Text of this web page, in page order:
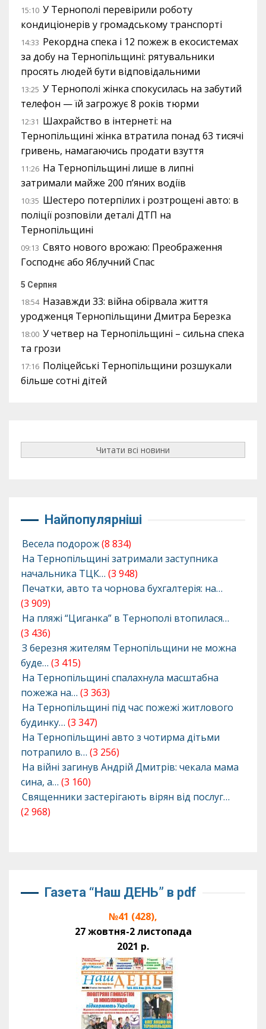
15:10 У Тернополі перевірили роботу
кондиціонерів у громадському транспорті
14:33 Рекордна спека і 12 пожеж в екосистемах
за добу на Тернопільщині: рятувальники
просять людей бути відповідальними
13:25 У Тернополі жінка спокусилась на забутий
телефон — їй загрожує 8 років тюрми
12:31 Шахрайство в інтернеті: на
Тернопільщині жінка втратила понад 63 тисячі
гривень, намагаючись продати взуття
11:26 На Тернопільщині лише в липні
затримали майже 200 п’яних водіїв
10:35 Шестеро потерпілих і розтрощені авто: в
поліції розповіли деталі ДТП на
Тернопільщині
09:13 Свято нового врожаю: Преображення
Господнє або Яблучний Спас
5 Серпня
18:54 Назавжди 33: війна обірвала життя
уродженця Тернопільщини Дмитра Березка
18:00 У четвер на Тернопільщині – сильна спека
та грози
17:16 Поліцейські Тернопільщини розшукали
більше сотні дітей
Читати всі новини
Найпопулярніші
Весела подорож(8 834)
На Тернопільщині затримали заступника
начальника ТЦК… (3 948)
Печатки, авто та чорнова бухгалтерія: на…
(3 909)
На пляжі “Циганка” в Тернополі втопилася…
(3 436)
З березня жителям Тернопільщини не можна
буде… (3 415)
На Тернопільщині спалахнула масштабна
пожежа на… (3 363)
На Тернопільщині під час пожежі житлового
будинку… (3 347)
На Тернопільщині авто з чотирма дітьми
потрапило в… (3 256)
На війні загинув Андрій Дмитрів: чекала мама
сина, а… (3 160)
Священники застерігають вірян від послуг…
(2 968)
Газета “Наш ДЕНЬ” в pdf
№41 (428),
27 жовтня-2 листопада
2021 р.